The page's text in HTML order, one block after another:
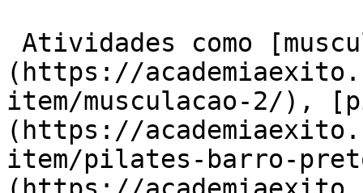
(https://
item/musculacao-2/),
(https://
item/pilates-barro-